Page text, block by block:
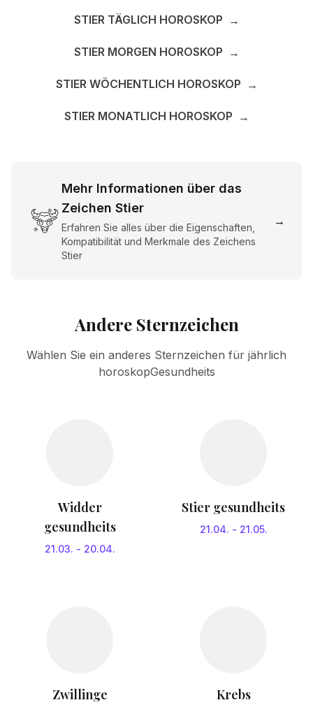
STIER TÄGLICH HOROSKOP →
STIER MORGEN HOROSKOP →
STIER WÖCHENTLICH HOROSKOP →
STIER MONATLICH HOROSKOP →
Mehr Informationen über das
Zeichen Stier
Erfahren Sie alles über die Eigenschaften,
Kompatibilität und Merkmale des Zeichens
Stier
→
Andere Sternzeichen
Wählen Sie ein anderes Sternzeichen für jährlich
horoskopGesundheits
Widder
gesundheits
21.03. - 20.04.
Stier gesundheits
21.04. - 21.05.
Zwillinge
Krebs